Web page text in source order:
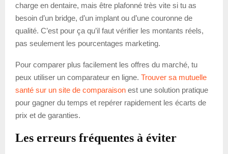
charge en dentaire, mais être plafonné très vite si tu as
besoin d’un bridge, d’un implant ou d’une couronne de
qualité. C’est pour ça qu’il faut vérifier les montants réels,
pas seulement les pourcentages marketing.
Pour comparer plus facilement les offres du marché, tu
peux utiliser un comparateur en ligne. Trouver sa mutuelle
santé sur un site de comparaison est une solution pratique
pour gagner du temps et repérer rapidement les écarts de
prix et de garanties.
Les erreurs fréquentes à éviter